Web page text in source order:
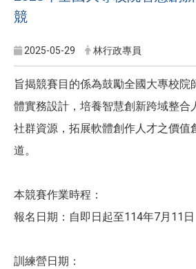
競
2025-05-29 林行政專員
旨揭競賽目的係為鼓勵全國大專校院
體實務設計，培養智慧創新跨域整合
社群資源，拓展軟體創作人才之價值
道。
​本競賽作業時程：
報名日期：自即日起至114年7月11日
訓練營日期：